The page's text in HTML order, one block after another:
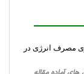
مصرف انرژی در